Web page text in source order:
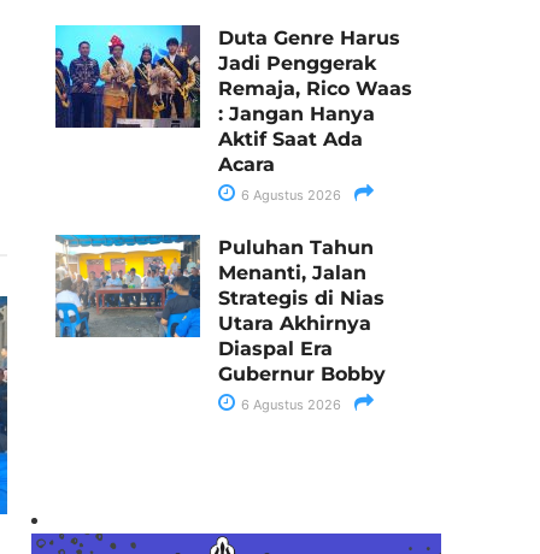
Duta Genre Harus
Jadi Penggerak
Remaja, Rico Waas
: Jangan Hanya
Aktif Saat Ada
Acara
6 Agustus 2026
Puluhan Tahun
Menanti, Jalan
Strategis di Nias
Utara Akhirnya
Diaspal Era
Gubernur Bobby
6 Agustus 2026